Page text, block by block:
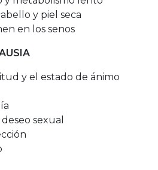
y piel seca
en los senos
y el estado de ánimo
sexual